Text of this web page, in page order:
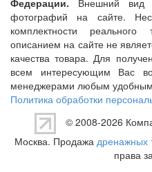
фотографий на сайте.
комплектности
описанием на сайте не
качества товара. Для
всем интересующим Вас
менеджерами любым
Политика обработки
© 2008-2026
Москва. Продажа дренажных
права